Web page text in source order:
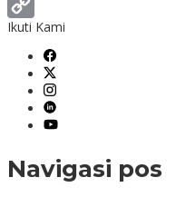
WhatsApp
Copy
Link
Ikuti Kami
Navigasi pos